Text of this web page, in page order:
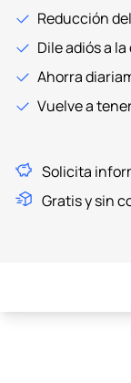
Reducción
Dile adiós a la
Ahorra
Vuelve a
Solicita
Gratis y sin